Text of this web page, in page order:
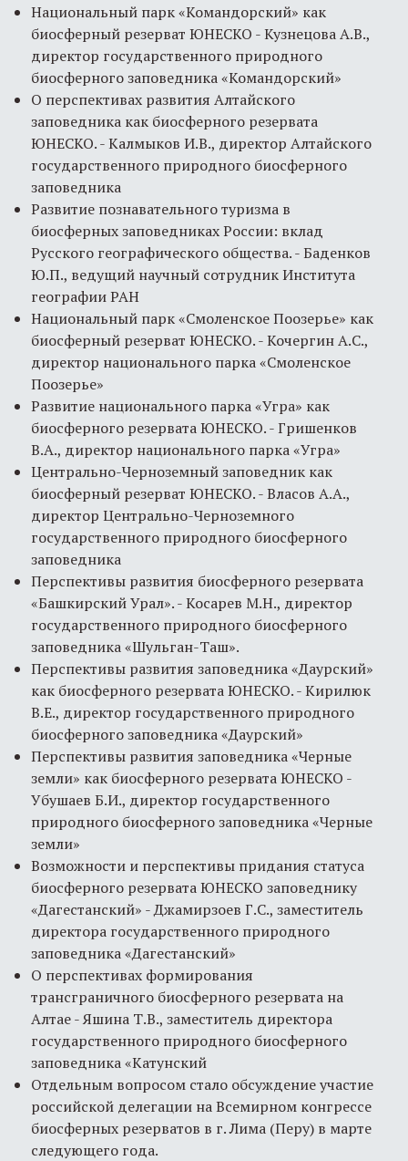
Национальный парк «Командорский» как
биосферный резерват ЮНЕСКО - Кузнецова А.В.,
директор государственного природного
биосферного заповедника «Командорский»
О перспективах развития Алтайского
заповедника как биосферного резервата
ЮНЕСКО. - Калмыков И.В., директор Алтайского
государственного природного биосферного
заповедника
Развитие познавательного туризма в
биосферных заповедниках России: вклад
Русского географического общества. - Баденков
Ю.П., ведущий научный сотрудник Института
географии РАН
Национальный парк «Смоленское Поозерье» как
биосферный резерват ЮНЕСКО. - Кочергин А.С.,
директор национального парка «Смоленское
Поозерье»
Развитие национального парка «Угра» как
биосферного резервата ЮНЕСКО. - Гришенков
В.А., директор национального парка «Угра»
Центрально-Черноземный заповедник как
биосферный резерват ЮНЕСКО. - Власов А.А.,
директор Центрально-Черноземного
государственного природного биосферного
заповедника
Перспективы развития биосферного резервата
«Башкирский Урал». - Косарев М.Н., директор
государственного природного биосферного
заповедника «Шульган-Таш».
Перспективы развития заповедника «Даурский»
как биосферного резервата ЮНЕСКО. - Кирилюк
В.Е., директор государственного природного
биосферного заповедника «Даурский»
Перспективы развития заповедника «Черные
земли» как биосферного резервата ЮНЕСКО -
Убушаев Б.И., директор государственного
природного биосферного заповедника «Черные
земли»
Возможности и перспективы придания статуса
биосферного резервата ЮНЕСКО заповеднику
«Дагестанский» - Джамирзоев Г.С., заместитель
директора государственного природного
заповедника «Дагестанский»
О перспективах формирования
трансграничного биосферного резервата на
Алтае - Яшина Т.В., заместитель директора
государственного природного биосферного
заповедника «Катунский
Отдельным вопросом стало обсуждение участие
российской делегации на Всемирном конгрессе
биосферных резерватов в г. Лима (Перу) в марте
следующего года.